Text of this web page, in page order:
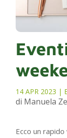
14 APR 2023 |
di Manuela
Ecco un